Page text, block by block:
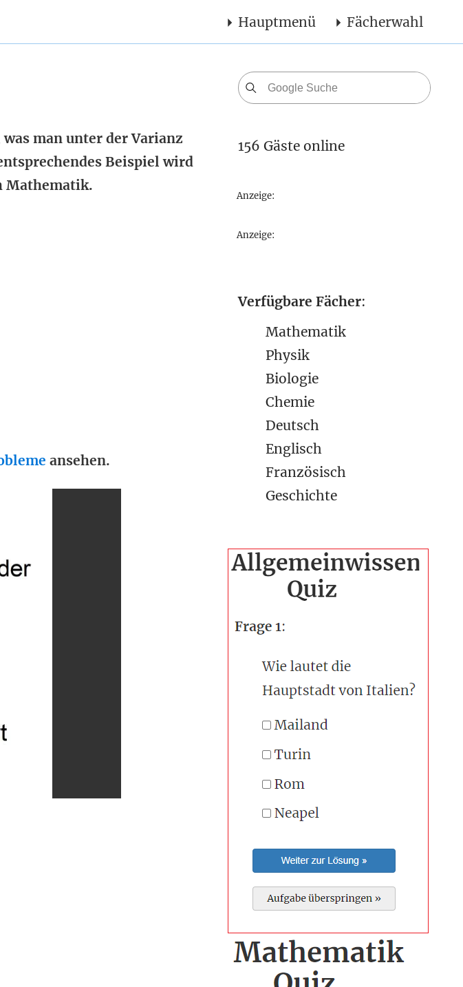
Hauptmenü Fächerwahl
man unter der Varianz
Beispiel wird
Mathematik.
ansehen.
156 Gäste online
Anzeige:
Anzeige:
Verfügbare Fächer:
Mathematik
Physik
Biologie
Chemie
Deutsch
Englisch
Französisch
Geschichte